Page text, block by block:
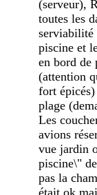
(serveur),
toutes les
serviabilité
piscine et
en bord de
(attention
fort
plage
Les
avions
vue jardin
piscine\"
pas la
était ok